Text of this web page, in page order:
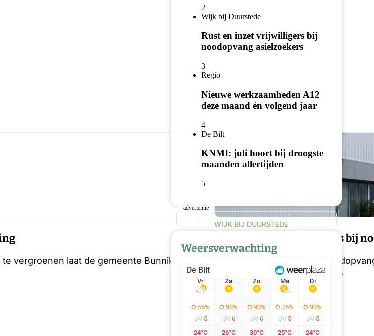
vergroenen laat de gemeente Bunnik dit
WIJK BIJ DUURSTEDE
Rust en inzet vrijwilligers bij
Sinds de opening van de
gemeld. Dat laat de gemeente
2
Wijk bij Duurstede
Rust en inzet vrijwilligers bij
noodopvang asielzoekers
3
Regio
Nieuwe werkzaamheden A12
deze maand én volgend jaar
4
De Bilt
KNMI: juli hoort bij droogste
maanden allertijden
5
Weersverwachting